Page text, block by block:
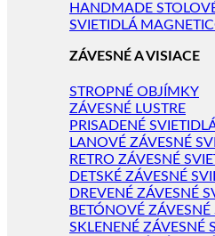
HANDMADE
SVIETIDLÁ
ZÁVESNÉ A VISIACE
STROPNÉ OBJÍMKY
ZÁVESNÉ LUSTRE
PRISADENÉ
LANOVÉ ZÁVESNÉ
RETRO ZÁVESNÉ
DETSKÉ ZÁVESNÉ
DREVENÉ ZÁVESNÉ
BETÓNOVÉ ZÁVESNÉ
SKLENENÉ ZÁVESNÉ